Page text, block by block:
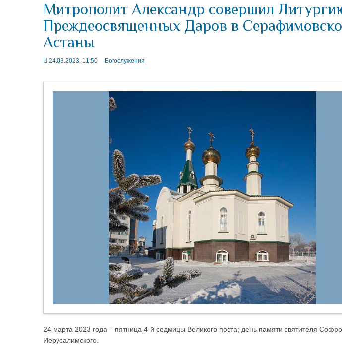
Митрополит Александр совершил
Преждеосвященных Даров в
Астаны
24.03.2023, 11:50 Богослужения
24 марта 2023 года – пятница 4-й седмицы Великого поста; день памяти святителя
Иерусалимского.